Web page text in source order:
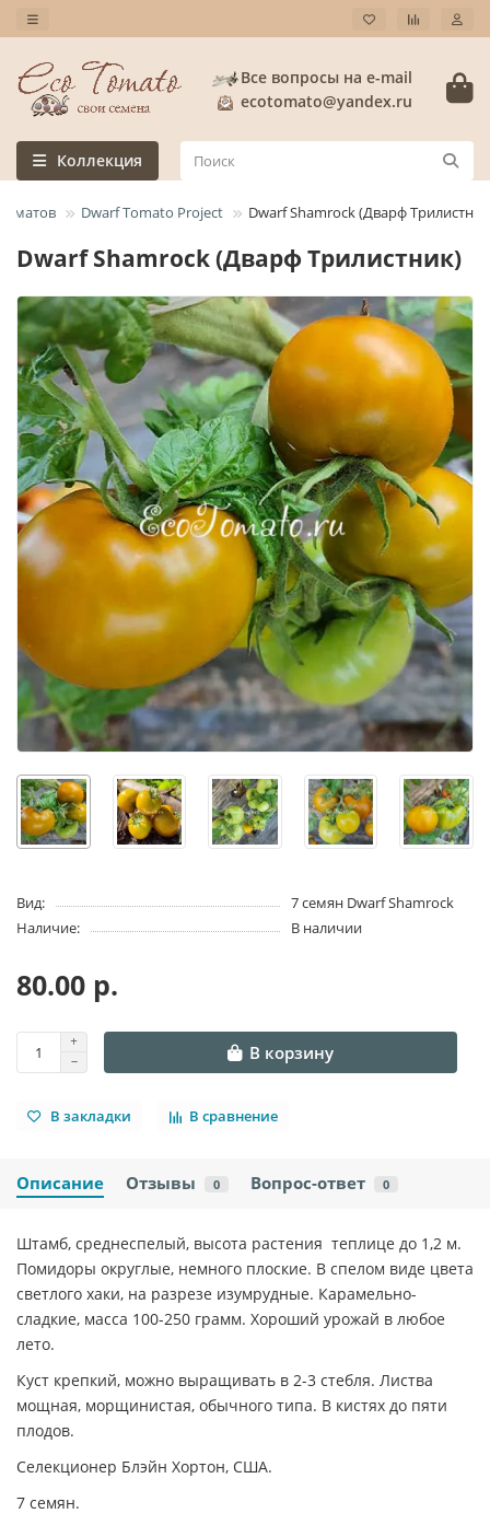
Все вопросы на e-mail
ecotomato@yandex.ru
Коллекция
Dwarf Tomato Project Dwarf Shamrock (Дварф
Dwarf Shamrock (Дварф Трилистник)
Вид:
7 семян Dwarf Shamrock
Наличие:
В наличии
80.00 р.
В корзину
В закладки В сравнение
Описание Отзывы 0 Вопрос-ответ 0
Штамб, среднеспелый, высота растения теплице до 1,2 м.
Помидоры округлые, немного плоские. В спелом виде цвета
светлого хаки, на разрезе изумрудные. Карамельно-
сладкие, масса 100-250 грамм. Хороший урожай в любое
лето.
Куст крепкий, можно выращивать в 2-3 стебля. Листва
мощная, морщинистая, обычного типа. В кистях до пяти
плодов.
Селекционер Блэйн Хортон, США.
7 семян.